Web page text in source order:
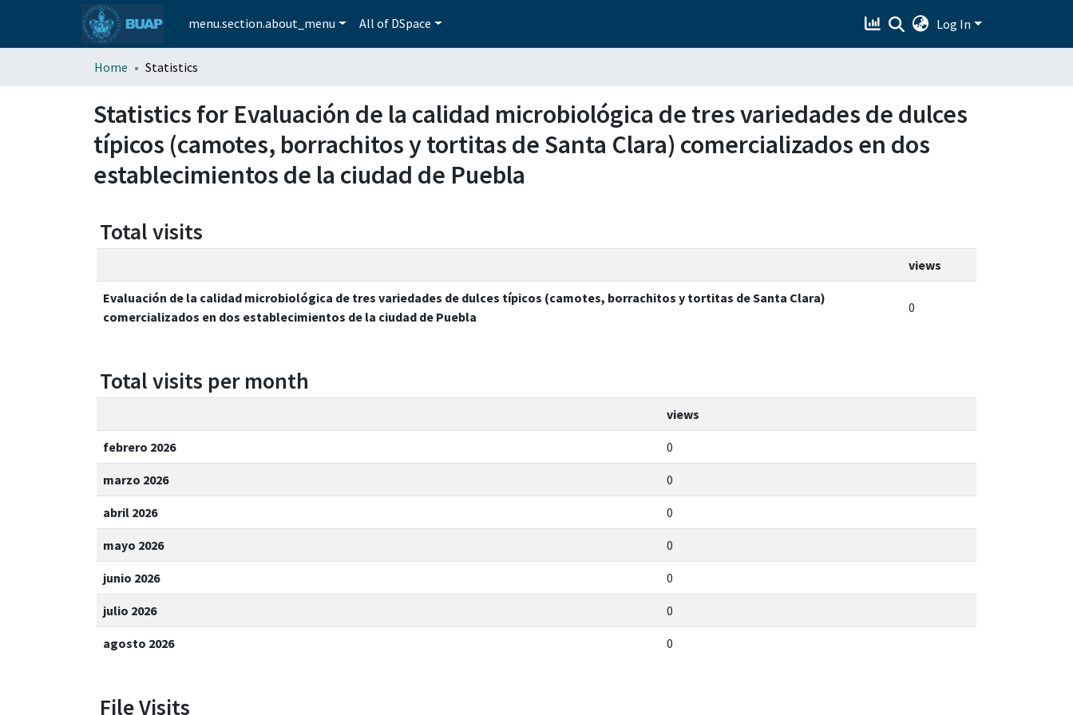
menu.section.about_menu All of DSpace Log In
Home Statistics
Statistics for Evaluación de la calidad microbiológica de tres variedades de dulces
típicos (camotes, borrachitos y tortitas de Santa Clara) comercializados en dos
establecimientos de la ciudad de Puebla
Total visits
views
Evaluación de la calidad microbiológica de tres variedades de dulces típicos (camotes, borrachitos y tortitas de Santa Clara)
comercializados en dos establecimientos de la ciudad de Puebla
0
Total visits per month
views
febrero 2026 0
marzo 2026 0
abril 2026 0
mayo 2026 0
junio 2026 0
julio 2026 0
agosto 2026 0
File Visits